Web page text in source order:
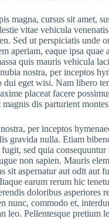
magna, cursus sit amet,
vitae vehicula
Sed ut perspiciatis unde
aperiam, eaque ipsa
quis mauris vehicula
nostra, per inceptos
eget wisi. Nam libero
placeat facere
dis parturient
per inceptos
gravida nulla. Etiam
sed quia
non sapien. Mauris
aspernatur aut odit aut
earum rerum hic
doloribus asperiores
nunc, commodo et,
leo. Pellentesque pretium